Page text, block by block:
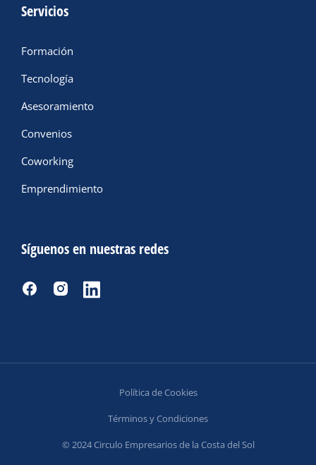
Servicios
Formación
Tecnología
Asesoramiento
Convenios
Coworking
Emprendimiento
Síguenos en nuestras redes
© 2024 Circulo Empresarios de la Costa del Sol
Política de Cookies
Términos y Condiciones